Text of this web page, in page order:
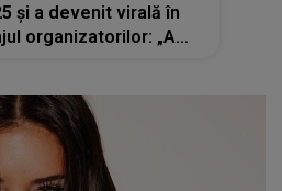
și a devenit virală în
organizatorilor: „Am